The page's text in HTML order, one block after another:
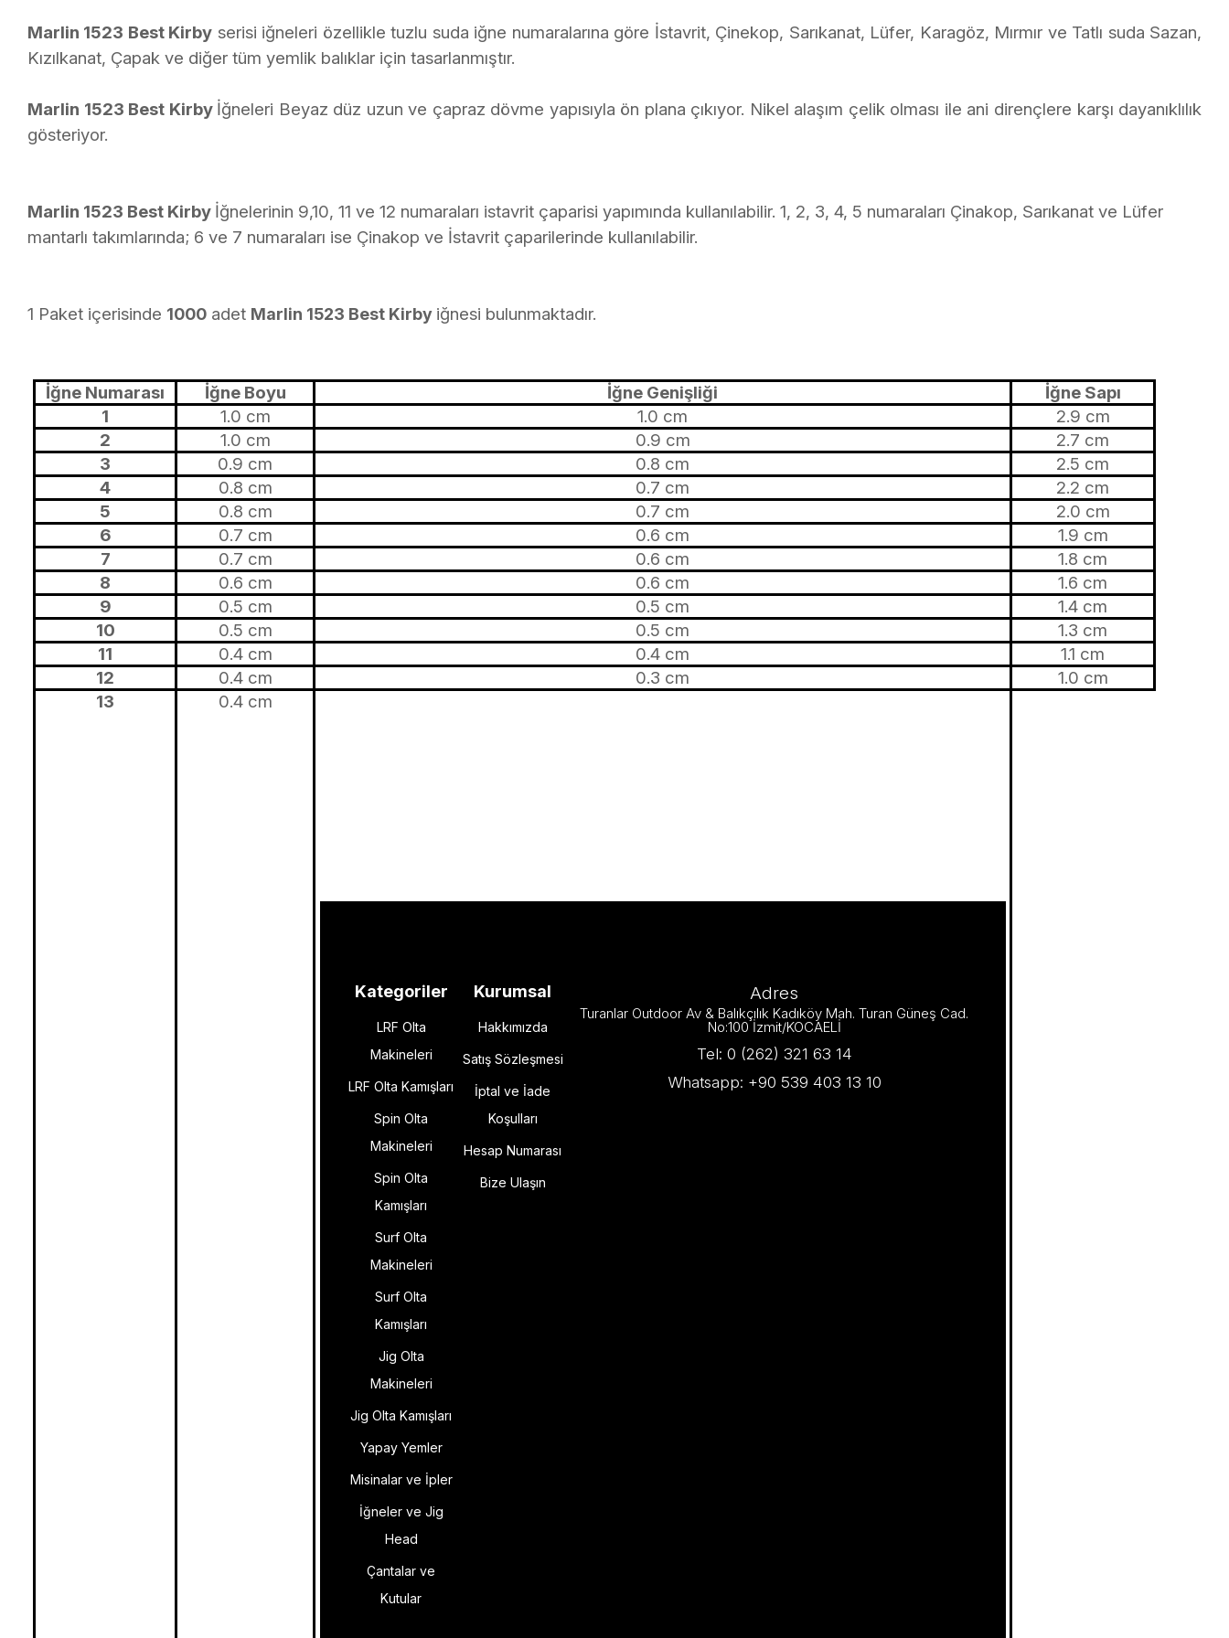
Marlin 1523 Best Kirby serisi iğneleri özellikle tuzlu suda iğne numaralarına göre İstavrit, Çinekop, Sarıkanat, Lüfer, Karagöz, Mırmır ve Tatlı suda Sazan,
Kızılkanat, Çapak ve diğer tüm yemlik balıklar için tasarlanmıştır.
Marlin 1523 Best Kirby İğneleri Beyaz düz uzun ve çapraz dövme yapısıyla ön plana çıkıyor. Nikel alaşım çelik olması ile ani dirençlere karşı dayanıklılık
gösteriyor.
Marlin 1523 Best Kirby İğnelerinin 9,10, 11 ve 12 numaraları istavrit çaparisi yapımında kullanılabilir. 1, 2, 3, 4, 5 numaraları Çinakop, Sarıkanat ve Lüfer
mantarlı takımlarında; 6 ve 7 numaraları ise Çinakop ve İstavrit çaparilerinde kullanılabilir.
1 Paket içerisinde 1000 adet Marlin 1523 Best Kirby iğnesi bulunmaktadır.
İğne Numarası İğne Boyu İğne Genişliği
İğne Sapı
1
1.0 cm 1.0 cm
2.9 cm
2
1.0 cm 0.9 cm
2.7 cm
3
0.9 cm 0.8 cm
2.5 cm
4
0.8 cm 0.7 cm
2.2 cm
5
0.8 cm 0.7 cm
2.0 cm
6
0.7 cm 0.6 cm
1.9 cm
7
0.7 cm 0.6 cm
1.8 cm
8
0.6 cm 0.6 cm
1.6 cm
9
0.5 cm 0.5 cm
1.4 cm
10
0.5 cm 0.5 cm
1.3 cm
11
0.4 cm 0.4 cm
1.1 cm
12
0.4 cm 0.3 cm
1.0 cm
13
0.4 cm
Kategoriler
LRF Olta
Makineleri
LRF Olta Kamışları
Spin Olta
Makineleri
Spin Olta
Kamışları
Surf Olta
Makineleri
Surf Olta
Kamışları
Jig Olta
Makineleri
Jig Olta Kamışları
Yapay Yemler
Misinalar ve İpler
İğneler ve Jig
Head
Çantalar ve
Kutular
Kurumsal
Hakkımızda
Satış Sözleşmesi
İptal ve İade
Koşulları
Hesap Numarası
Bize Ulaşın
Adres
Turanlar Outdoor Av & Balıkçılık Kadıköy Mah. Turan Güneş Cad.
No:100 İzmit/KOCAELİ
Tel: 0 (262) 321 63 14
Whatsapp: +90 539 403 13 10